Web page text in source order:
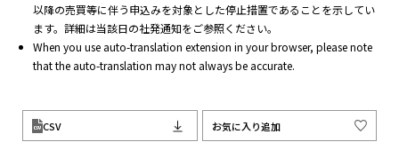
以降の売買等に伴う申込みを対象とした停止措置であることを示してい
ます。詳細は当該日の社発通知をご参照ください。
When you use auto-translation extension in your browser, please note
that the auto-translation may not always be accurate.
CSV お気に入り追加